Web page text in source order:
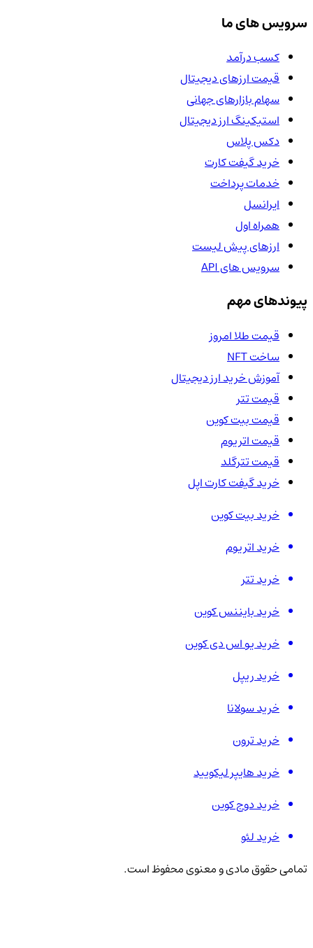
سرویس های ما
کسب درآمد
قیمت ارزهای دیجیتال
سهام بازارهای جهانی
استیکینگ ارز دیجیتال
دکس پلاس
خرید گیفت کارت
خدمات پرداخت
ایرانسل
همراه اول
ارزهای پیش لیست
سرویس های API
پیوندهای مهم
قیمت طلا امروز
ساخت NFT
آموزش خرید ارز دیجیتال
قیمت تتر
قیمت بیت کوین
قیمت اتریوم
قیمت تترگلد
خرید گیفت کارت اپل
خرید بیت کوین
خرید اتریوم
خرید تتر
خرید بایننس کوین
خرید یو اس دی کوین
خرید ریپل
خرید سولانا
خرید ترون
خرید هایپر لیکویید
خرید دوج کوین
خرید لئو
تمامی حقوق مادی و معنوی محفوظ است.